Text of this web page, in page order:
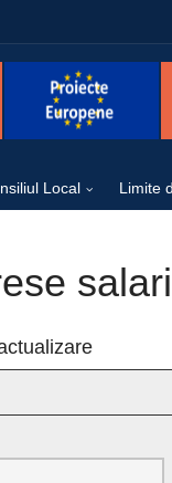
Local Limite